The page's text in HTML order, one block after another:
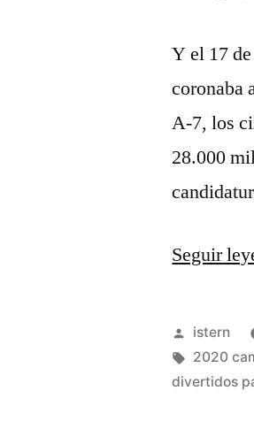
Y el 17
coronaba
A-7, los
28.000
Seguir
por
istern
2020
divertidos